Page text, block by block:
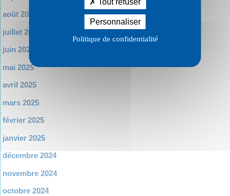
Personnaliser
Politique de confidentialité
août 2025
juillet 2025
juin 2025
mai 2025
avril 2025
mars 2025
février 2025
janvier 2025
décembre 2024
novembre 2024
octobre 2024